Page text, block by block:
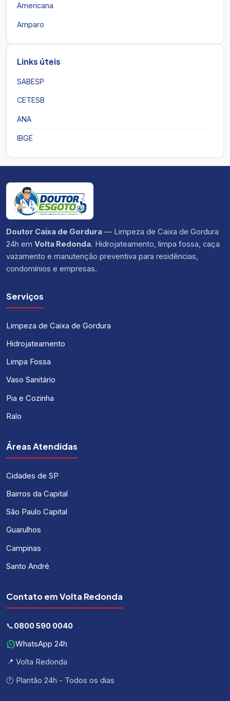
Americana
Amparo
Links úteis
SABESP
CETESB
ANA
IBGE
Doutor Caixa de Gordura — Limpeza de Caixa de Gordura
24h em Volta Redonda. Hidrojateamento, limpa fossa, caça
vazamento e manutenção preventiva para residências,
condomínios e empresas.
Serviços
Limpeza de Caixa de Gordura
Hidrojateamento
Limpa Fossa
Vaso Sanitário
Pia e Cozinha
Ralo
Áreas Atendidas
Cidades de SP
Bairros da Capital
São Paulo Capital
Guarulhos
Campinas
Santo André
Contato em Volta Redonda
📞0800 590 0040
WhatsApp 24h
📍 Volta Redonda
🕐 Plantão 24h - Todos os dias